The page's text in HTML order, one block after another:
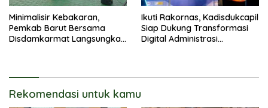
Minimalisir Kebakaran,
Pemkab Barut Bersama
Disdamkarmat Langsungkan
Ikuti Rakornas, Kadisdukcapil
Siap Dukung Transformasi
Digital Administrasi
Rekomendasi untuk kamu